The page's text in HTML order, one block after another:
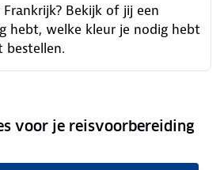
Bekijk of jij een
hebt, welke kleur je nodig hebt
bestellen.
voor je reisvoorbereiding